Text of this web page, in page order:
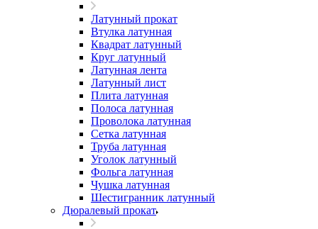
Латунный прокат
Втулка латунная
Квадрат латунный
Круг латунный
Латунная лента
Латунный лист
Плита латунная
Полоса латунная
Проволока латунная
Сетка латунная
Труба латунная
Уголок латунный
Фольга латунная
Чушка латунная
Шестигранник латунный
Дюралевый прокат